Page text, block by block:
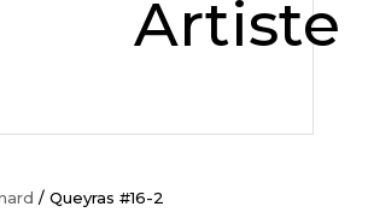
Artiste
/ Queyras #16-2